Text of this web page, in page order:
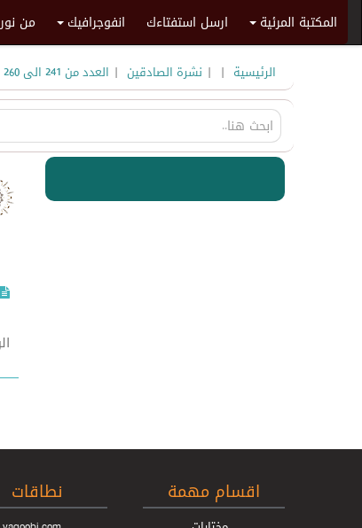
المكتبة المرئية ارسل استفتاءك انفوجرافيك من
الرئيسية |
| نشرة الصادقين | العدد من 241 الى 260
الربّاني[1]
اقسام مهمة نطاقات